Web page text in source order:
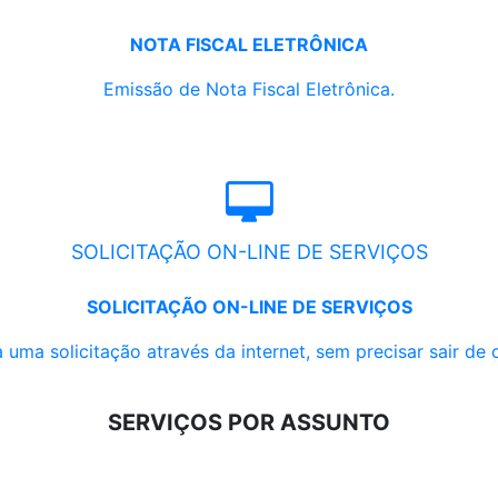
NOTA FISCAL ELETRÔNICA
Emissão de Nota Fiscal Eletrônica.
SOLICITAÇÃO ON-LINE DE SERVIÇOS
SOLICITAÇÃO ON-LINE DE SERVIÇOS
uma solicitação através da internet, sem precisar sair de
SERVIÇOS POR ASSUNTO